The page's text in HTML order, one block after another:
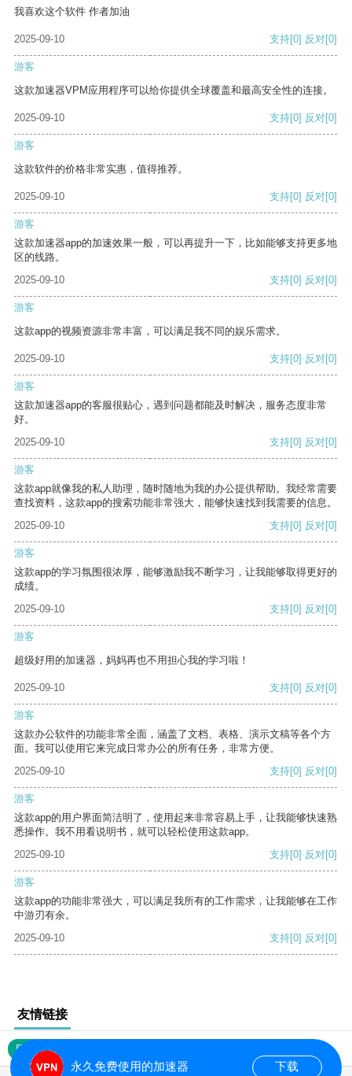
我喜欢这个软件 作者加油
2025-09-10 支持[0] 反对[0]
游客
这款加速器VPM应用程序可以给你提供全球覆盖和最高安全性的连接。
2025-09-10 支持[0] 反对[0]
游客
这款软件的价格非常实惠，值得推荐。
2025-09-10 支持[0] 反对[0]
游客
这款加速器app的加速效果一般，可以再提升一下，比如能够支持更多地
区的线路。
2025-09-10
支持[0] 反对[0]
游客
这款app的视频资源非常丰富，可以满足我不同的娱乐需求。
2025-09-10 支持[0] 反对[0]
游客
这款加速器app的客服很贴心，遇到问题都能及时解决，服务态度非常
好。
2025-09-10
支持[0] 反对[0]
游客
这款app就像我的私人助理，随时随地为我的办公提供帮助。我经常需要
查找资料，这款app的搜索功能非常强大，能够快速找到我需要的信息。
2025-09-10
支持[0] 反对[0]
游客
这款app的学习氛围很浓厚，能够激励我不断学习，让我能够取得更好的
成绩。
2025-09-10
支持[0] 反对[0]
游客
超级好用的加速器，妈妈再也不用担心我的学习啦！
2025-09-10 支持[0] 反对[0]
游客
这款办公软件的功能非常全面，涵盖了文档、表格、演示文稿等各个方
面。我可以使用它来完成日常办公的所有任务，非常方便。
2025-09-10
支持[0] 反对[0]
游客
这款app的用户界面简洁明了，使用起来非常容易上手，让我能够快速熟
悉操作。我不用看说明书，就可以轻松使用这款app。
2025-09-10
支持[0] 反对[0]
游客
这款app的功能非常强大，可以满足我所有的工作需求，让我能够在工作
中游刃有余。
2025-09-10
支持[0] 反对[0]
友情链接
网站地图
永久免费使用的加速器 下载